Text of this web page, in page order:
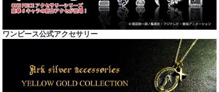
ワンピース公式アクセサリー